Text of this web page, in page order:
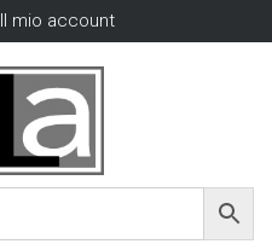
Il mio account